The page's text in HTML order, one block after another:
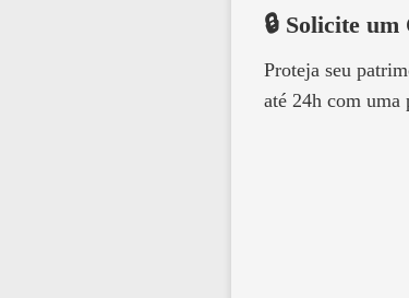
🔒 Solicite
Proteja seu
até 24h com uma